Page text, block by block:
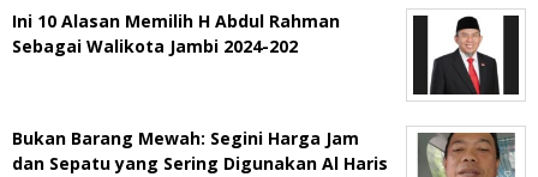
Ini 10 Alasan Memilih H Abdul Rahman
Sebagai Walikota Jambi 2024-202
Bukan Barang Mewah: Segini Harga Jam
dan Sepatu yang Sering Digunakan Al Haris